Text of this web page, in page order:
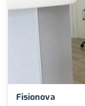
Fisionova